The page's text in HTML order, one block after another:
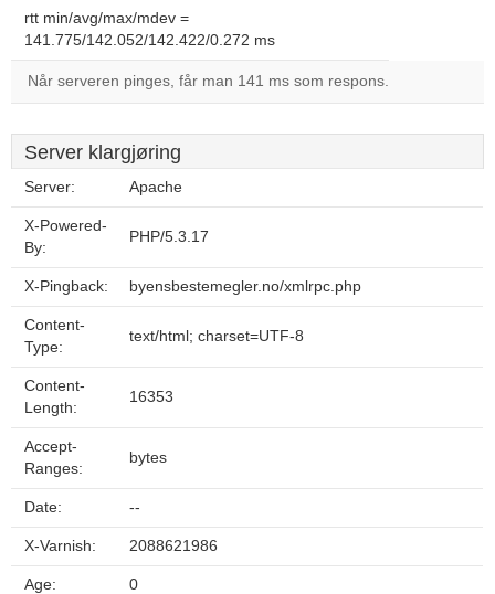
rtt min/avg/max/mdev =
141.775/142.052/142.422/0.272 ms
Når serveren pinges, får man 141 ms som respons.
Server klargjøring
Server: Apache
X-Powered-
By:
PHP/5.3.17
X-Pingback: byensbestemegler.no/xmlrpc.php
Content-
Type:
text/html; charset=UTF-8
Content-
Length:
16353
Accept-
Ranges:
bytes
Date: --
X-Varnish: 2088621986
Age: 0